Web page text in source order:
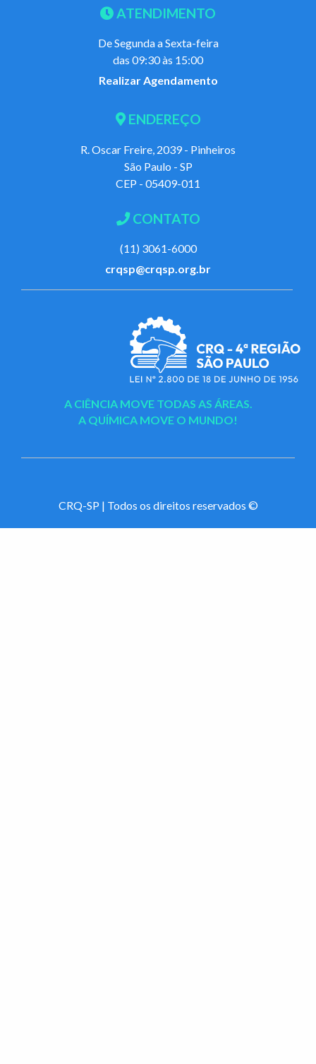
ATENDIMENTO
De Segunda a Sexta-feira
das 09:30 às 15:00
Realizar Agendamento
ENDEREÇO
R. Oscar Freire, 2039 - Pinheiros
São Paulo - SP
CEP - 05409-011
CONTATO
(11) 3061-6000
crqsp@crqsp.org.br
A CIÊNCIA MOVE TODAS AS ÁREAS.
A QUÍMICA MOVE O MUNDO!
CRQ-SP | Todos os direitos reservados ©